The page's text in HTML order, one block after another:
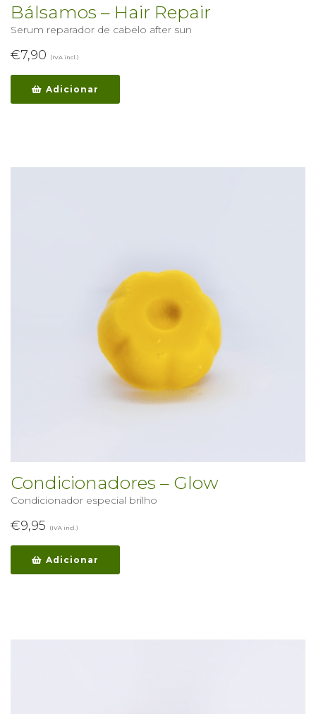
Bálsamos – Hair Repair
Serum reparador de cabelo after sun
€7,90 (IVA incl.)
Adicionar
Condicionadores – Glow
Condicionador especial brilho
€9,95 (IVA incl.)
Adicionar